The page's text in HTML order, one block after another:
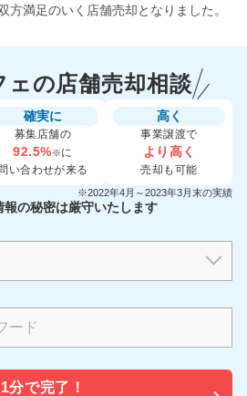
方満足のいく店舗売却となりました。
ェの店舗売却相談
確実に
募集店舗の
92.5%※に
い合わせが来る
高く
事業譲渡で
より高く
売却も可能
※2022年4月～2023年3月末の実績
報の秘密は厳守いたします
1分で完了！